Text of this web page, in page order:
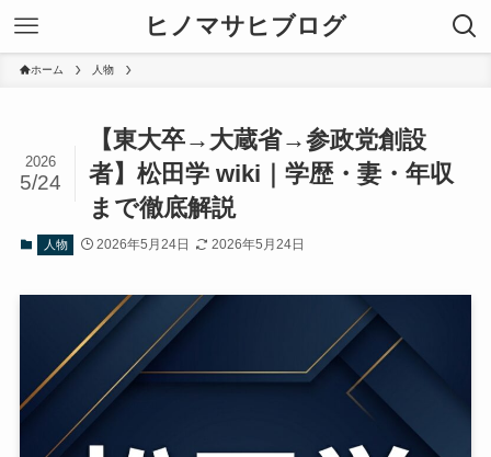
ヒノマサヒブログ
ホーム 人物
【東大卒→大蔵省→参政党創設
者】松田学 wiki｜学歴・妻・年収
まで徹底解説
2026
5/24
人物 2026年5月24日 2026年5月24日